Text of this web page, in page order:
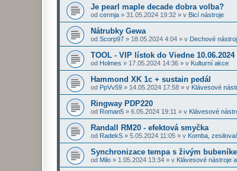
Je pearl maple decade dobra volba?
od cermja » 31.05.2024 19:32 » v Bicí nástroje
Nátrubky Gewa
od Scorp97 » 18.05.2024 4:04 » v Dechové
TOOL - VIP lístok do Viedne 10.06.2024
od Holmes » 17.05.2024 14:36 » v Kulturní akce
Hammond XK 1c + sustain pedál
od PpVv59 » 14.05.2024 17:58 » v Klávesové
Ringway PDP220
od Roman5 » 6.05.2024 19:11 » v Klávesové
Randall RM20 - efektová smyčka
od RadekS » 5.05.2024 11:05 » v Komba,
Synchronizace tempa s živým
od Milo » 1.05.2024 13:34 » v Klávesové nástroje